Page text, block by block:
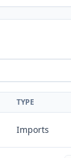
TYPE
Imports